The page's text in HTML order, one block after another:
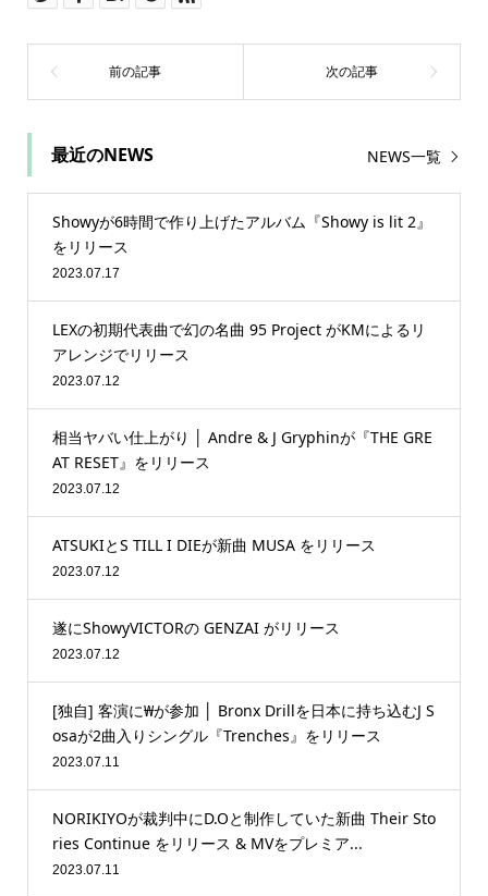
最近のNEWS NEWS一覧
Showyが6時間で作り上げたアルバム『Showy is lit 2』
をリリース
2023.07.17
LEXの初期代表曲で幻の名曲 95 Project がKMによるリ
アレンジでリリース
2023.07.12
相当ヤバい仕上がり │ Andre & J Gryphinが『THE GRE
AT RESET』をリリース
2023.07.12
ATSUKIとS TILL I DIEが新曲 MUSA をリリース
2023.07.12
遂にShowyVICTORの GENZAI がリリース
2023.07.12
[独自] 客演に₩が参加 │ Bronx Drillを日本に持ち込むJ S
osaが2曲入りシングル『Trenches』をリリース
2023.07.11
NORIKIYOが裁判中にD.Oと制作していた新曲 Their Sto
ries Continue をリリース & MVをプレミア...
2023.07.11